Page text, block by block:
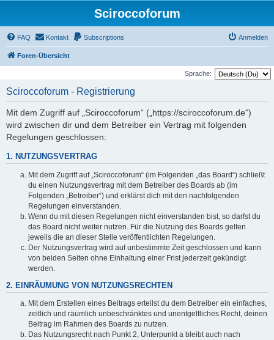
Sciroccoforum
FAQ Kontakt Subscriptions Anmelden
Foren-Übersicht
Sprache:
Sciroccoforum - Registrierung
Mit dem Zugriff auf „Sciroccoforum“ („https://sciroccoforum.de“)
wird zwischen dir und dem Betreiber ein Vertrag mit folgenden
Regelungen geschlossen:
1. NUTZUNGSVERTRAG
Mit dem Zugriff auf „Sciroccoforum“ (im Folgenden „das Board“) schließt
du einen Nutzungsvertrag mit dem Betreiber des Boards ab (im
Folgenden „Betreiber“) und erklärst dich mit den nachfolgenden
Regelungen einverstanden.
Wenn du mit diesen Regelungen nicht einverstanden bist, so darfst du
das Board nicht weiter nutzen. Für die Nutzung des Boards gelten
jeweils die an dieser Stelle veröffentlichten Regelungen.
Der Nutzungsvertrag wird auf unbestimmte Zeit geschlossen und kann
von beiden Seiten ohne Einhaltung einer Frist jederzeit gekündigt
werden.
2. EINRÄUMUNG VON NUTZUNGSRECHTEN
Mit dem Erstellen eines Beitrags erteilst du dem Betreiber ein einfaches,
zeitlich und räumlich unbeschränktes und unentgeltliches Recht, deinen
Beitrag im Rahmen des Boards zu nutzen.
Das Nutzungsrecht nach Punkt 2, Unterpunkt a bleibt auch nach